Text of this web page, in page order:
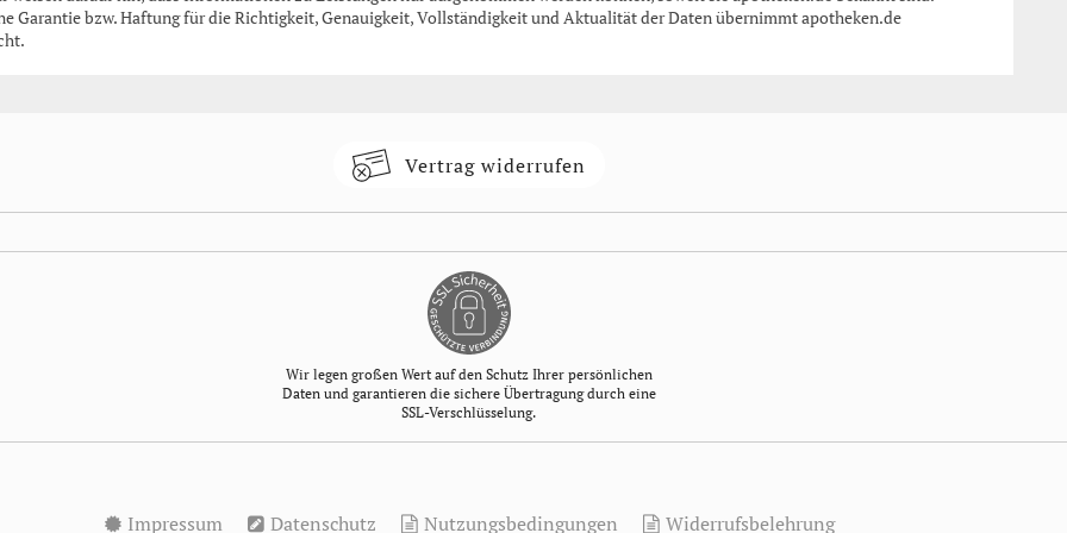
Garantie bzw. Haftung für die Richtigkeit, Genauigkeit, Vollständigkeit und Aktualität der Daten übernimmt apotheken.de
Vertrag widerrufen
Wir legen großen Wert auf den Schutz Ihrer persönlichen
Daten und garantieren die sichere Übertragung durch eine
SSL-Verschlüsselung.
Impressum Datenschutz Nutzungsbedingungen Widerrufsbelehrung